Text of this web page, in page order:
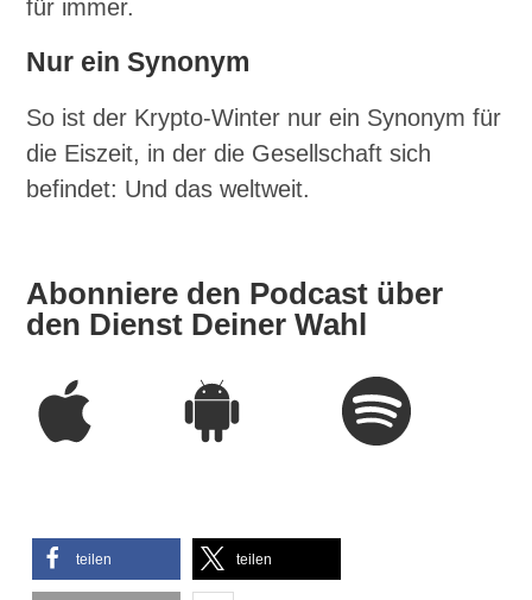
für immer.
Nur ein Synonym
So ist der Krypto-Winter nur ein Synonym für
die Eiszeit, in der die Gesellschaft sich
befindet: Und das weltweit.
Abonniere den Podcast über
den Dienst Deiner Wahl
teilen teilen